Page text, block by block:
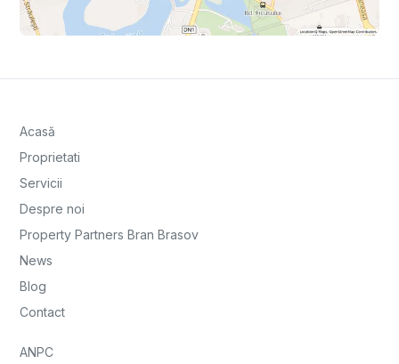
Acasă
Proprietati
Servicii
Despre noi
Property Partners Bran Brasov
News
Blog
Contact
ANPC